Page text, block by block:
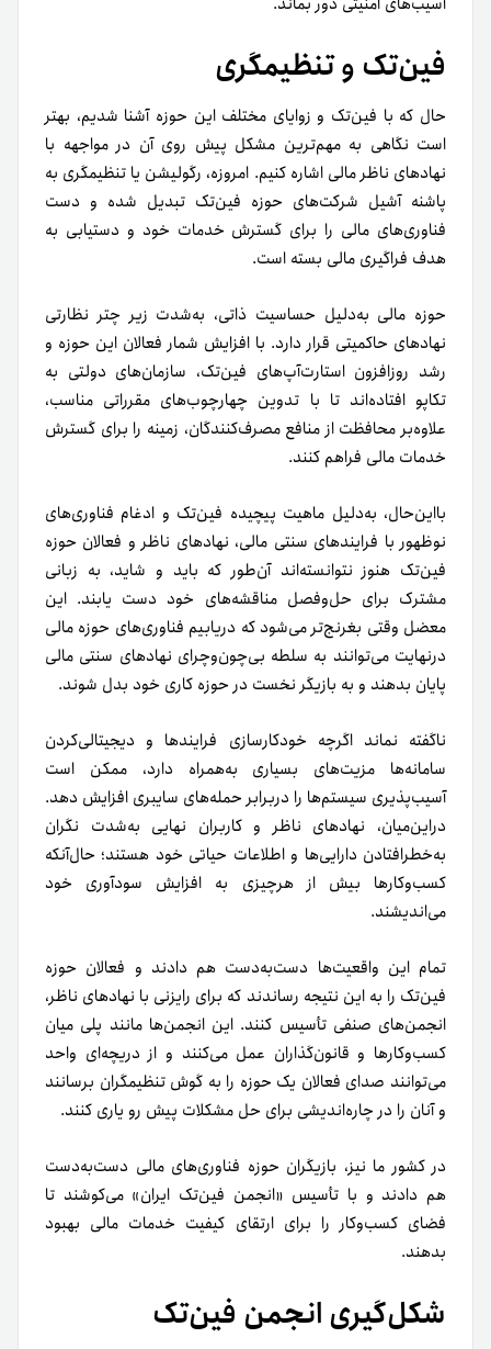
فین‌تک و تنظیمگری
حال که با فین‌تک و زوایای مختلف این حوزه آشنا شدیم، بهتر
است نگاهی به مهم‌ترین مشکل پیش روی آن در مواجهه با
نهادهای ناظر مالی اشاره کنیم. امروزه، رگولیشن یا تنظیمگری به
پاشنه آشیل شرکت‌های حوزه فین‌تک تبدیل شده و دست
فناوری‌های مالی را برای گسترش خدمات خود و دستیابی به
هدف فراگیری مالی بسته است.
حوزه مالی به‌دلیل حساسیت ذاتی، به‌شدت زیر چتر نظارتی
نهادهای حاکمیتی قرار دارد. با افزایش شمار فعالان این حوزه و
رشد روزافزون استارت‌آپ‌های فین‌تک، سازمان‌های دولتی به
تکاپو افتاده‌اند تا با تدوین چهارچوب‌های مقرراتی مناسب،
علاوه‌بر محافظت از منافع مصرف‌کنندگان، زمینه را برای گسترش
خدمات مالی فراهم کنند.
بااین‌حال، به‌دلیل ماهیت پیچیده فین‌تک و ادغام فناوری‌های
نوظهور با فرایندهای سنتی مالی، نهادهای ناظر و فعالان حوزه
فین‌تک هنوز نتوانسته‌اند آن‌طور که باید و شاید، به زبانی
مشترک برای حل‌وفصل مناقشه‌های خود دست یابند. این
معضل وقتی بغرنج‌تر می‌شود که دریابیم فناوری‌های حوزه مالی
درنهایت می‌توانند به سلطه بی‌چون‌‌وچرای نهادهای سنتی مالی
پایان بدهند و به بازیگر نخست در حوزه کاری خود بدل شوند.
ناگفته نماند اگرچه خودکارسازی فرایندها و دیجیتالی‌کردن
سامانه‌ها مزیت‌های بسیاری به‌همراه دارد، ممکن است
آسیب‌پذیری سیستم‌ها را در‌برابر حمله‌های سایبری افزایش دهد.
در‌این‌میان، نهادهای ناظر و کاربران نهایی به‌شدت نگران
به‌خطر‌افتادن دارایی‌ها و اطلاعات حیاتی خود هستند؛ حال‌آنکه
کسب‌وکارها بیش از هر‌چیزی به افزایش سودآوری خود
می‌اندیشند.
تمام این واقعیت‌ها دست‌به‌دست هم دادند و فعالان حوزه
فین‌تک را به این نتیجه رساندند که برای رایزنی با نهادهای ناظر،
انجمن‌های صنفی تأسیس کنند. این انجمن‌ها مانند پلی میان
کسب‌وکارها و قانون‌گذاران عمل می‌کنند و از دریچه‌ای واحد
می‌توانند صدای فعالان یک حوزه را به گوش تنظیمگران برسانند
و آنان را در چاره‌اندیشی برای حل مشکلات پیش رو یاری کنند.
در کشور ما نیز، بازیگران حوزه فناوری‌های مالی دست‌به‌دست
هم دادند و با تأسیس «انجمن فین‌تک ایران» می‌کوشند تا
فضای کسب‌وکار را برای ارتقای کیفیت خدمات مالی بهبود
بدهند.
شکل‌گیری انجمن فین‌تک